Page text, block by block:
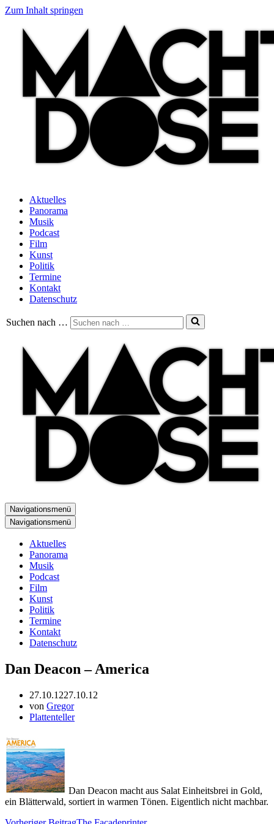
Zum Inhalt springen
Aktuelles
Panorama
Musik
Podcast
Film
Kunst
Politik
Termine
Kontakt
Datenschutz
Suchen nach …
Navigationsmenü
Navigationsmenü
Aktuelles
Panorama
Musik
Podcast
Film
Kunst
Politik
Termine
Kontakt
Datenschutz
Dan Deacon – America
27.10.1227.10.12
von Gregor
Plattenteller
Dan Deacon macht aus Salat Einheitsbrei in Gold,
ein Blätterwald, sortiert in warmen Tönen. Eigentlich nicht machbar.